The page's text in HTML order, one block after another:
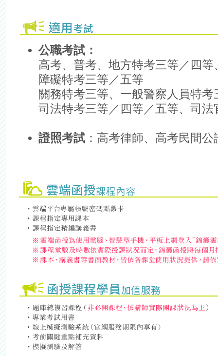
公職考試：
高考、普考、地方特考三等／四
障礙特考三等／五等
關務特考三等、一般警察人員特考
司法特考三等／四等／五等、司法
證照考試 ：高考律師、高考民間公